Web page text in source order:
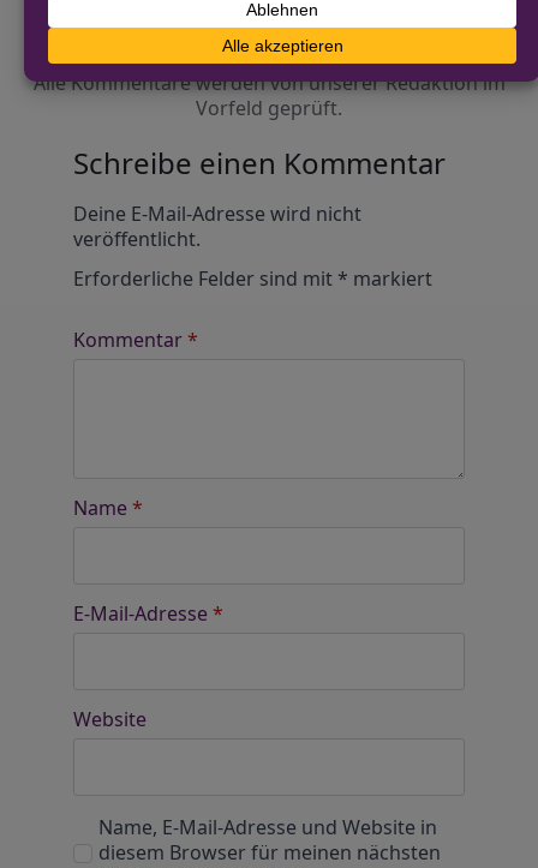
Diskutiere mit!
Anonym und ganz ohne Anmeldezwang!
Alle Kommentare werden von unserer Redaktion im
Vorfeld geprüft.
Schreibe einen Kommentar
Deine E-Mail-Adresse wird nicht
veröffentlicht.
Erforderliche Felder sind mit * markiert
Kommentar*
Name *
E-Mail-Adresse *
Website
Name, E-Mail-Adresse und Website in
diesem Browser für meinen nächsten